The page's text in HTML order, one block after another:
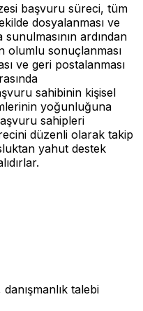
başvuru süreci, tüm
dosyalanması ve
ardından
olumlu sonuçlanması
ve geri postalanması
sahibinin kişisel
yoğunluğuna
sahipleri
düzenli olarak takip
yahut destek
talebi